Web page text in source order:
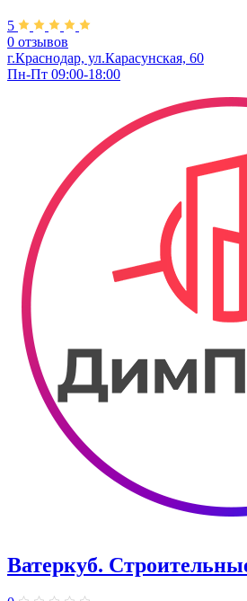
5
0 отзывов
г.Краснодар, ул.Карасунская, 60
Пн-Пт 09:00-18:00
Ватеркуб.